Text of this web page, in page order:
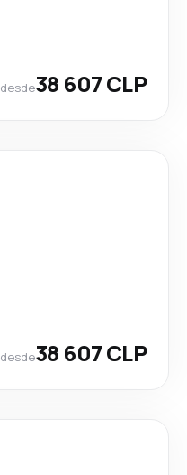
desde38 607 CLP
desde38 607 CLP